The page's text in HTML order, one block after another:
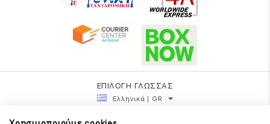
ΕΠΙΛΟΓΗ ΓΛΩΣΣΑΣ
Ελληνικά | GR